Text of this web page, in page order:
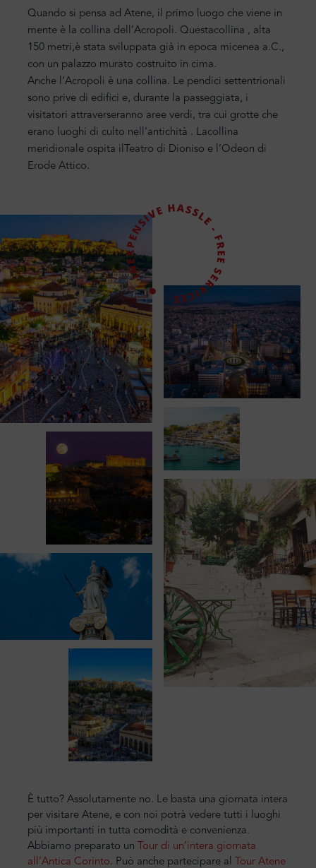
Quando si pensa ad Atene, il primo luogo che viene in
mente è la collina dell’Acropoli . Questacollina , alta
150 metri ,è stata sviluppata già in epoca micenea a.C.,
con un palazzo murato costruito in cima.
Anche l’Acropoli è una collina. Le pendici settentrionali
sono prive di edifici e, durante la passeggiata, i
visitatori attraverseranno aree verdi, tra cui grotte che
erano luoghi di culto nell’antichità . Lacollina
meridionale ospita il Teatro di Dioniso e l’ Odeon di
Erode Attico.
È tutto? Assolutamente no. Le basta una giornata intera
per visitare Atene, e con noi potrà vedere tutti i luoghi
più importanti in tutta comodità e convenienza.
Abbiamo preparato un
Tour di un’intera giornata
all’Antica Corinto. Può anche partecipare al
Tour Atene